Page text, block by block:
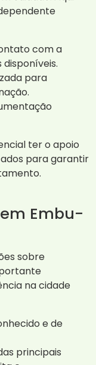
com a
para
ter o apoio
para garantir
Embu-
sobre
na cidade
e de
principais